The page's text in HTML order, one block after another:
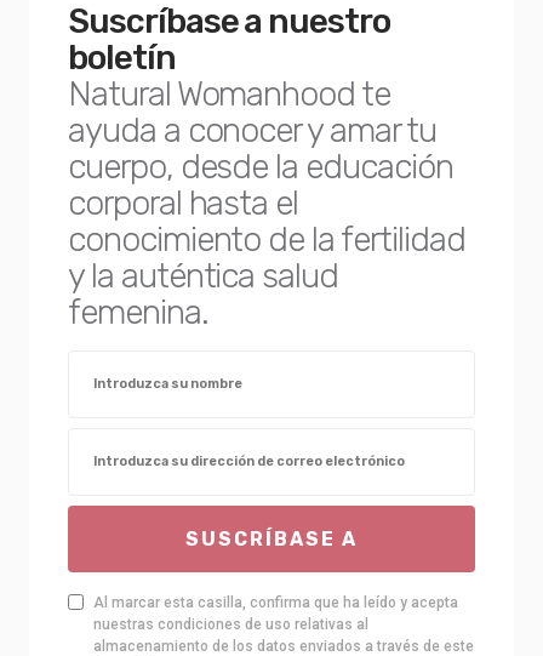
Suscríbase a nuestro
boletín
Natural Womanhood te
ayuda a conocer y amar tu
cuerpo, desde la educación
corporal hasta el
conocimiento de la fertilidad
y la auténtica salud
femenina.
SUSCRÍBASE A
Al marcar esta casilla, confirma que ha leído y acepta
nuestras condiciones de uso relativas al
almacenamiento de los datos enviados a través de este